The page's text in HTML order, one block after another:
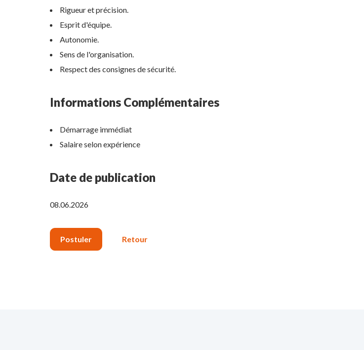
Rigueur et précision.
Esprit d'équipe.
Autonomie.
Sens de l'organisation.
Respect des consignes de sécurité.
Informations Complémentaires
Démarrage immédiat
Salaire selon expérience
Date de publication
08.06.2026